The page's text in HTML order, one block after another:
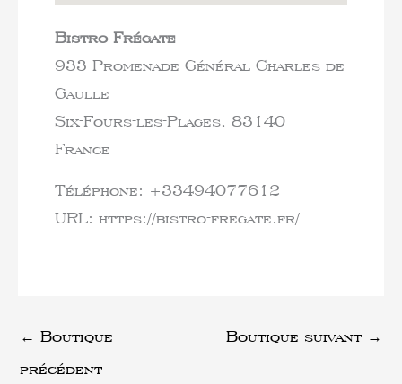
Bistro Frégate
933 Promenade Général Charles de
Gaulle
Six-Fours-les-Plages, 83140
France
Téléphone: +33494077612
URL: https://bistro-fregate.fr/
← Boutique
précédent
Boutique suivant →